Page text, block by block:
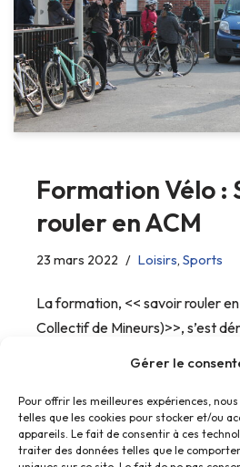
Gérer le
Pour offrir les meilleures expériences,
telles que les cookies pour stocker et/ou
appareils. Le fait de consentir à ces
traiter des données telles que le
Formation Vélo :
rouler en ACM
23 mars 2022 Loisirs, Sports
La formation, << savoir rouler
Collectif de Mineurs)>>, s’est